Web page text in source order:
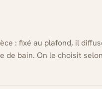
: fixé au plafond, il
bain. On le choisit